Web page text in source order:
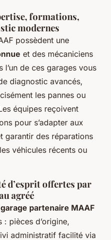
formations,
modernes
possèdent une
et des mécaniciens
de ces garages vous
diagnostic avancés,
les pannes ou
équipes reçoivent
pour s’adapter aux
garantir des réparations
véhicules récents ou
d’esprit offertes par
agréé
garage partenaire MAAF
pièces d’origine,
administratif facilité via